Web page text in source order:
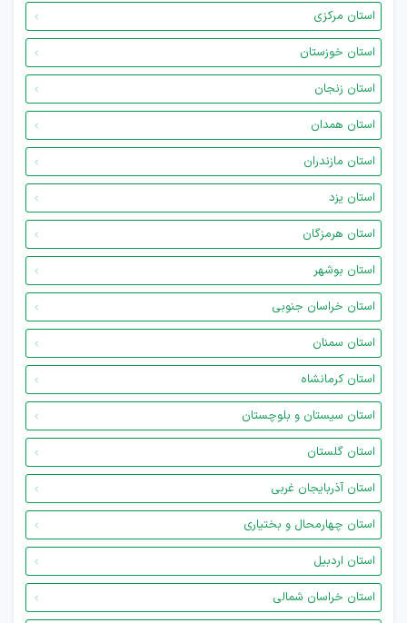
استان مرکزی
استان خوزستان
استان زنجان
استان همدان
استان مازندران
استان یزد
استان هرمزگان
استان بوشهر
استان خراسان جنوبی
استان سمنان
استان کرمانشاه
استان سیستان و بلوچستان
استان گلستان
استان آذربایجان غربی
استان چهارمحال و بختیاری
استان اردبیل
استان خراسان شمالی